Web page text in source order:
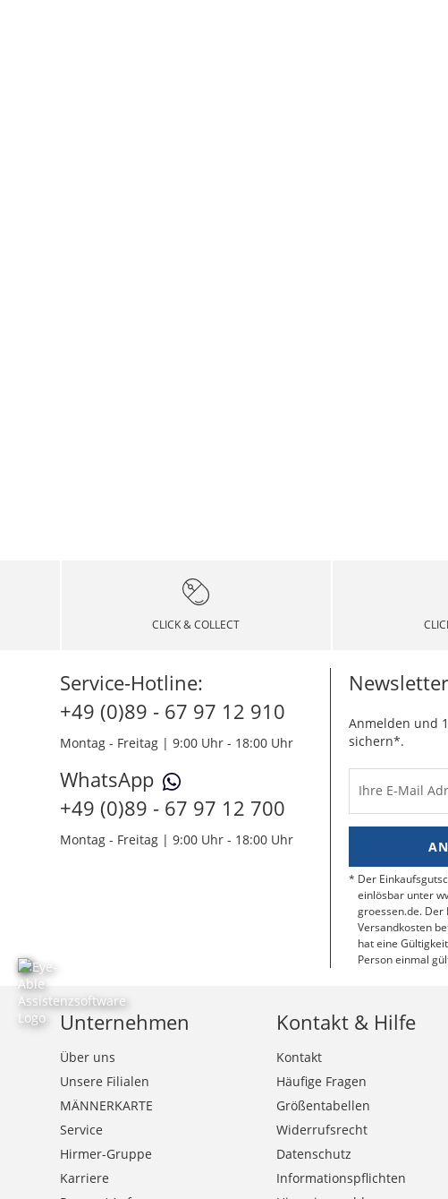
CLICK & COLLECT
Service-Hotline:
+49 (0)89 - 67 97 12 910
Montag - Freitag | 9:00 Uhr - 18:00 Uhr
WhatsApp
+49 (0)89 - 67 97 12 700
Montag - Freitag | 9:00 Uhr - 18:00 Uhr
Newsletter
Anmelden und
sichern*.
Ihre E-Mail
Der
einlösbar unter
groessen.de.
Versandkosten
hat eine
Person einmal
Unternehmen
Über uns
Unsere Filialen
MÄNNERKARTE
Service
Hirmer-Gruppe
Karriere
Kontakt & Hilfe
Kontakt
Häufige Fragen
Größentabellen
Widerrufsrecht
Datenschutz
Informationspflichten